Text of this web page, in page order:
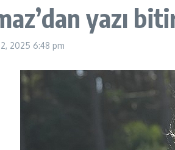
yazı
2025 6:48 pm